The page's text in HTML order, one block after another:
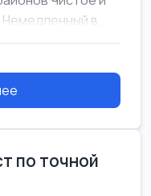
в...
по точной